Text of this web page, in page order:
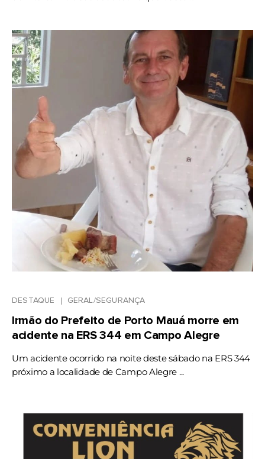
DESTAQUE GERAL/SEGURANÇA
Irmão do Prefeito de Porto Mauá morre em
acidente na ERS 344 em Campo Alegre
Um acidente ocorrido na noite deste sábado na ERS 344
próximo a localidade de Campo Alegre ...